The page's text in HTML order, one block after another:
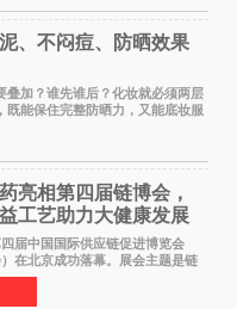
、不闷痘、防晒效果
加？谁先谁后？化妆就必须两层
能保住完整防晒力，又能底妆服
亮相第四届链博会，
工艺助力大健康发展
中国国际供应链促进博览会
）在北京成功落幕。展会主题是链
来，现场设置的6链1展区覆盖了
本届链博会聚焦加快培育发展新质